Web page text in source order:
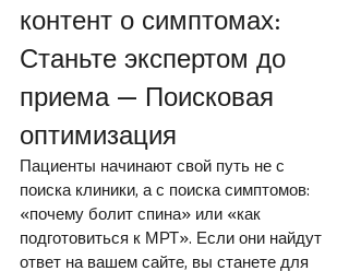
контент о симптомах:
Станьте экспертом до
приема — Поисковая
оптимизация
Пациенты начинают свой путь не с
поиска клиники, а с поиска симптомов:
«почему болит спина» или «как
подготовиться к МРТ». Если они найдут
ответ на вашем сайте, вы станете для